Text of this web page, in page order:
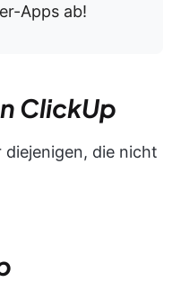
Apps ab!
ClickUp
diejenigen, die nicht